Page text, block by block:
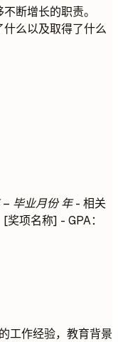
断增长的职责。
么以及取得了什么
毕业月份 年- 相关
项名称] - GPA：
工作经验，教育背景